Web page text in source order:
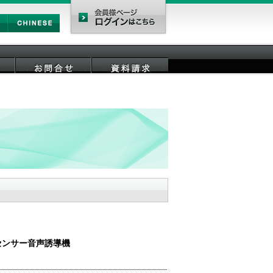
Chinese
会員様ページ
サー音声誘導機